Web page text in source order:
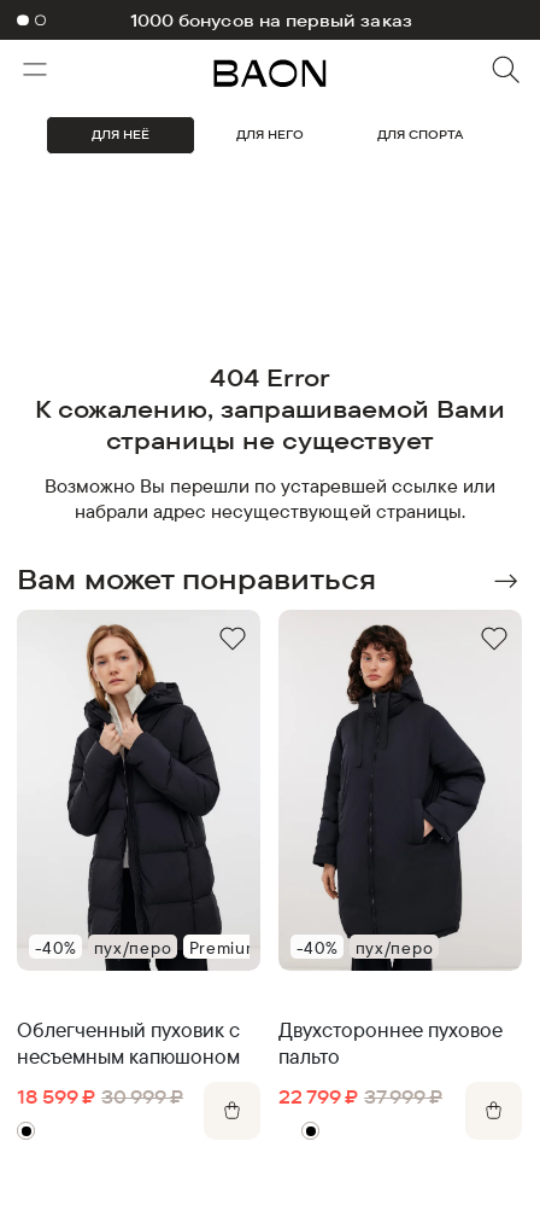
1000 бонусов на первый заказ
ДЛЯ НЕЁ ДЛЯ НЕГО ДЛЯ СПОРТА
404 Error
К сожалению, запрашиваемой Вами
страницы не существует
Возможно Вы перешли по устаревшей ссылке или
набрали адрес несуществующей страницы.
Вам может понравиться
-40% пух/перо Premium
Облегченный пуховик с
несъемным капюшоном
18 599 ₽ 30 999 ₽
-40% пух/перо
Двухстороннее пуховое
пальто
22 799 ₽ 37 999 ₽